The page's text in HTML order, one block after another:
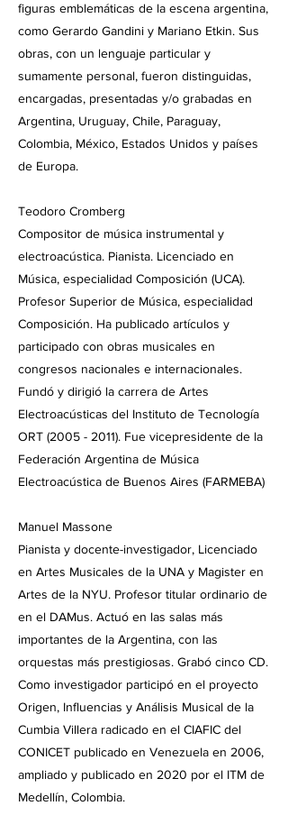
figuras emblemáticas de la escena argentina,
como Gerardo Gandini y Mariano Etkin. Sus
obras, con un lenguaje particular y
sumamente personal, fueron distinguidas,
encargadas, presentadas y/o grabadas en
Argentina, Uruguay, Chile, Paraguay,
Colombia, México, Estados Unidos y países
de Europa.
Teodoro Cromberg
Compositor de música instrumental y
electroacústica. Pianista. Licenciado en
Música, especialidad Composición (UCA).
Profesor Superior de Música, especialidad
Composición. Ha publicado artículos y
participado con obras musicales en
congresos nacionales e internacionales.
Fundó y dirigió la carrera de Artes
Electroacústicas del Instituto de Tecnología
ORT (2005 - 2011). Fue vicepresidente de la
Federación Argentina de Música
Electroacústica de Buenos Aires (FARMEBA)
Manuel Massone
Pianista y docente-investigador, Licenciado
en Artes Musicales de la UNA y Magister en
Artes de la NYU. Profesor titular ordinario de
en el DAMus. Actuó en las salas más
importantes de la Argentina, con las
orquestas más prestigiosas. Grabó cinco CD.
Como investigador participó en el proyecto
Origen, Influencias y Análisis Musical de la
Cumbia Villera radicado en el CIAFIC del
CONICET publicado en Venezuela en 2006,
ampliado y publicado en 2020 por el ITM de
Medellín, Colombia.